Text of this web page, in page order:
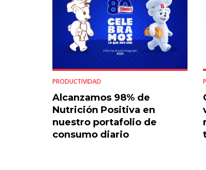
PRODUCTIVIDAD
Alcanzamos 98% de
Nutrición Positiva en
nuestro portafolio de
consumo diario